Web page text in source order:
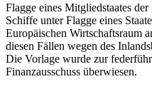
Flagge eines Mitgliedstaates
Schiffe unter Flagge eines
Europäischen Wirtschaftsraum
diesen Fällen wegen des
Die Vorlage wurde zur
Finanzausschuss überwiesen.